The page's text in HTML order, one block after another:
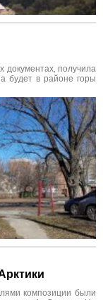
документах, получила
будет в районе горы
композиции были